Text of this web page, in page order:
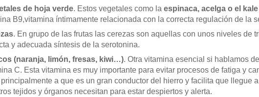
de hoja verde. Estos vegetales como la espinaca, acelga o el kale
B9,vitamina íntimamente relacionada con la correcta regulación de la
. En grupo de las frutas las cerezas son aquellas con unos niveles de
y adecuada síntesis de la serotonina.
(naranja, limón, fresas, kiwi…). Otra vitamina esencial si hablamos
C. Esta vitamina es muy importante para evitar procesos de fatiga y
a que es un gran conductor del hierro y facilita que llegue
tejidos y órganos necesitan para estar despiertos y alerta.